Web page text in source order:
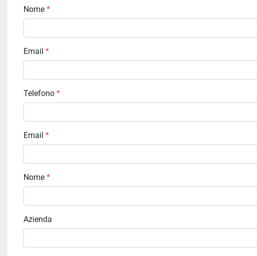
Nome *
Email *
Telefono *
Email *
Nome *
Azienda